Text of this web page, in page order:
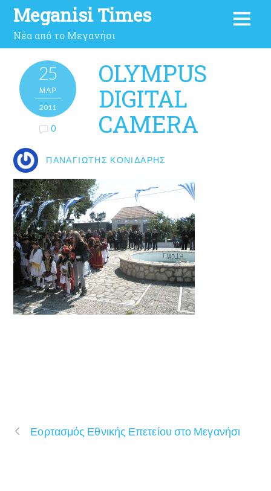
Meganisi Times
Νέα από το Μεγανήσι
25
ΜΑΡ
2011
0
OLYMPUS
DIGITAL
CAMERA
ΠΑΝΑΓΙΏΤΗΣ ΚΟΝΙΔΆΡΗΣ
Εορτασμός Εθνικής Επετείου στο Μεγανήσι